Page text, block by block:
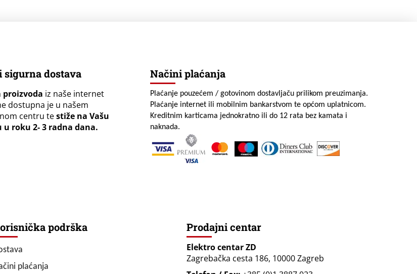
sigurna dostava
proizvoda iz naše internet
dostupna je u našem
centru testiže na Vašu
u roku 2- 3 radna dana.
Načini plaćanja
Plaćanje pouzećem / gotovinom dostavljaču prilikom preuzimanja.
Plaćanje internet ili mobilnim bankarstvom te općom uplatnicom.
Kreditnim karticama jednokratno ili do 12 rata bez kamata i
naknada.
podrška
plaćanja
Prodajni centar
Elektro centar ZD
Zagrebačka cesta 186, 10000 Zagreb